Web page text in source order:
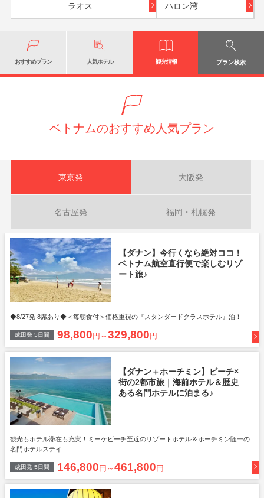
ラオス ハロン湾
おすすめプラン 人気ホテル 観光情報 プラン検索
ベトナムのおすすめ人気プラン
東京発 大阪発
名古屋発 福岡・札幌発
【ダナン】今行くなら絶対ココ！
ベトナム航空直行便で楽しむリゾ
ート旅♪
◆8/27発 8席あり◆＜毎朝食付＞価格重視の『スタンダードクラスホテル』泊！
成田発 5日間 98,800 円～ 329,800 円
【ダナン＋ホーチミン】ビーチ×
街の2都市旅｜海前ホテル＆歴史
ある名門ホテルに泊まる♪
観光もホテル滞在も充実！ミーケビーチ至近のリゾートホテル＆ホーチミン随一の
名門ホテルステイ
成田発 5日間 146,800円～ 461,800円